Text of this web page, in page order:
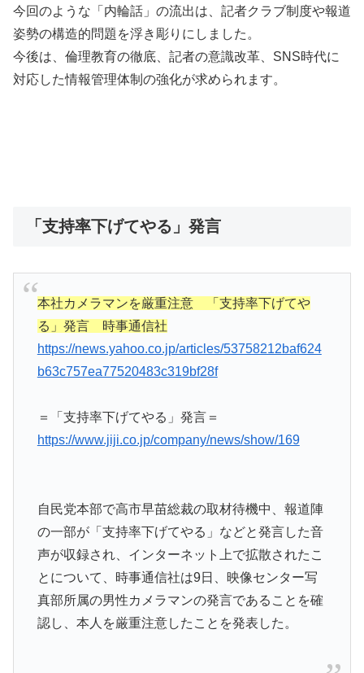
今回のような「内輪話」の流出は、記者クラブ制度や報道
姿勢の構造的問題を浮き彫りにしました。
今後は、倫理教育の徹底、記者の意識改革、SNS時代に
対応した情報管理体制の強化が求められます。
「支持率下げてやる」発言
本社カメラマンを厳重注意 「支持率下げてや
る」発言 時事通信社
https://news.yahoo.co.jp/articles/53758212baf624
b63c757ea77520483c319bf28f
＝「支持率下げてやる」発言＝
https://www.jiji.co.jp/company/news/show/169
自民党本部で高市早苗総裁の取材待機中、報道陣
の一部が「支持率下げてやる」などと発言した音
声が収録され、インターネット上で拡散されたこ
とについて、時事通信社は9日、映像センター写
真部所属の男性カメラマンの発言であることを確
認し、本人を厳重注意したことを発表した。